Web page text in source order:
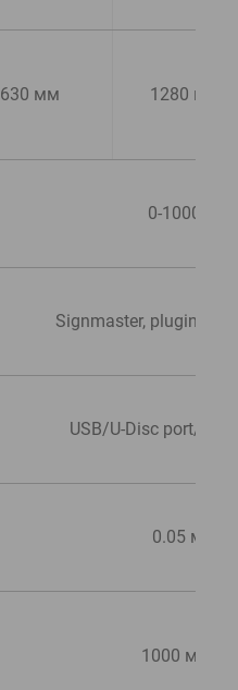
630 мм 1280 мм
0-1000 гс
Signmaster, plugin для
USB/U-Disc port/
0.05 мм
1000 мм/с